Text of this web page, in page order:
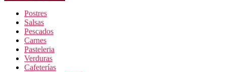
Postres
Salsas
Pescados
Carnes
Pasteleria
Verduras
Cafeterías